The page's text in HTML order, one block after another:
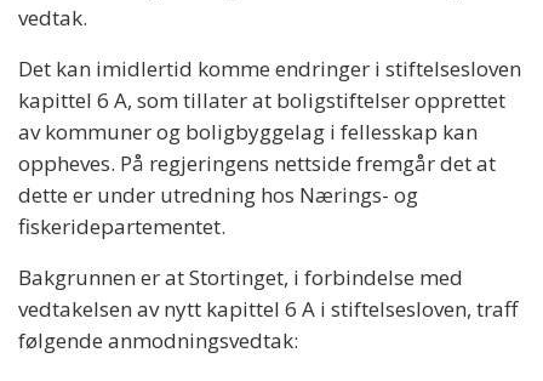
vedtak.
Det kan imidlertid komme endringer i stiftelsesloven
kapittel 6 A, som tillater at boligstiftelser opprettet
av kommuner og boligbyggelag i fellesskap kan
oppheves. På regjeringens nettside fremgår det at
dette er under utredning hos Nærings- og
fiskeridepartementet.
Bakgrunnen er at Stortinget, i forbindelse med
vedtakelsen av nytt kapittel 6 A i stiftelsesloven, traff
følgende anmodningsvedtak: